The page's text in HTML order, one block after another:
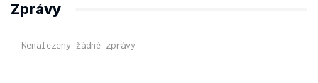
Zprávy
Nenalezeny žádné zprávy.